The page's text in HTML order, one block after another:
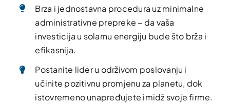
Brza i jednostavna procedura uz minimalne
administrativne prepreke – da vaša
investicija u solarnu energiju bude što brža i
efikasnija.
Postanite lider u održivom poslovanju i
učinite pozitivnu promjenu za planetu, dok
istovremeno unapređujete imidž svoje firme.